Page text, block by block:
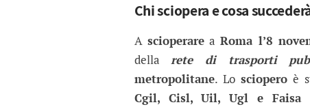
Chi sciopera e cosa
A scioperareaRoma l’8
dellarete di trasporti
metropolitane. Lo scioperoè
Cgil, Cisl, Uil, Ugl e Faisa